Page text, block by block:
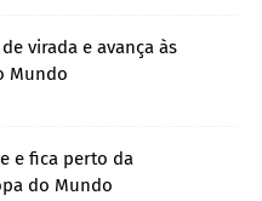
virada e avança às
Mundo
e fica perto da
do Mundo